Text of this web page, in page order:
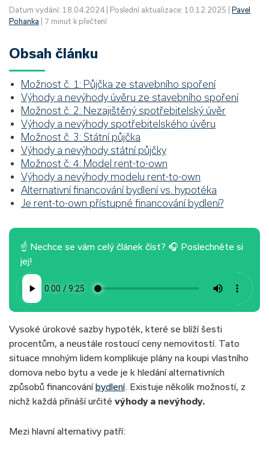
Datum vydání: 18.04.2024 | Poslední aktualizace: 10.12.2025 |
Pavel
Pohanka | 7 minut k přečtení
Obsah článku
Možnost č. 1: Půjčka ze stavebního spoření
Výhody a nevýhody úvěru ze stavebního spoření
Možnost č. 2: Nezajištěný spotřebitelský úvěr
Výhody a nevýhody spotřebitelského úvěru
Možnost č. 3: Státní půjčka
Výhody a nevýhody státní půjčky
Možnost č. 4: Model rent-to-own
Výhody a nevýhody modelu rent-to-own
Alternativní financování bydlení vs. hypotéka
Je rent-to-own přístupné financování bydlení?
☝ Nechce se vám celý článek číst? 🎧 Poslechněte si
jej!
Vysoké úrokové sazby hypoték, které se blíží šesti
procentům, a neustále rostoucí ceny nemovitostí. Tato
situace mnohým lidem komplikuje plány na koupi vlastního
domova nebo bytu a vede je k hledání alternativních
způsobů financování bydlení. Existuje několik možností, z
nichž každá přináší určité výhody a nevýhody.
Mezi hlavní alternativy patří: